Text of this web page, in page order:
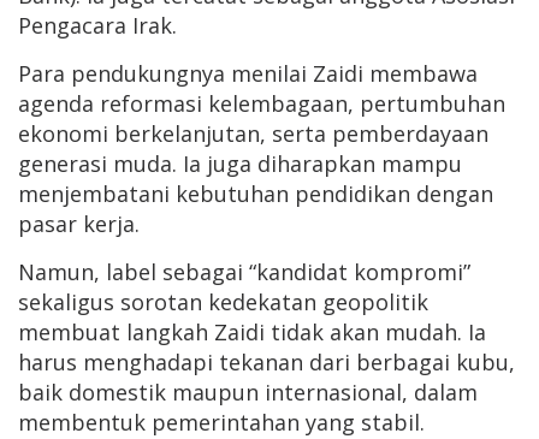
Pengacara Irak.
Para pendukungnya menilai Zaidi membawa
agenda reformasi kelembagaan, pertumbuhan
ekonomi berkelanjutan, serta pemberdayaan
generasi muda. Ia juga diharapkan mampu
menjembatani kebutuhan pendidikan dengan
pasar kerja.
Namun, label sebagai “kandidat kompromi”
sekaligus sorotan kedekatan geopolitik
membuat langkah Zaidi tidak akan mudah. Ia
harus menghadapi tekanan dari berbagai kubu,
baik domestik maupun internasional, dalam
membentuk pemerintahan yang stabil.